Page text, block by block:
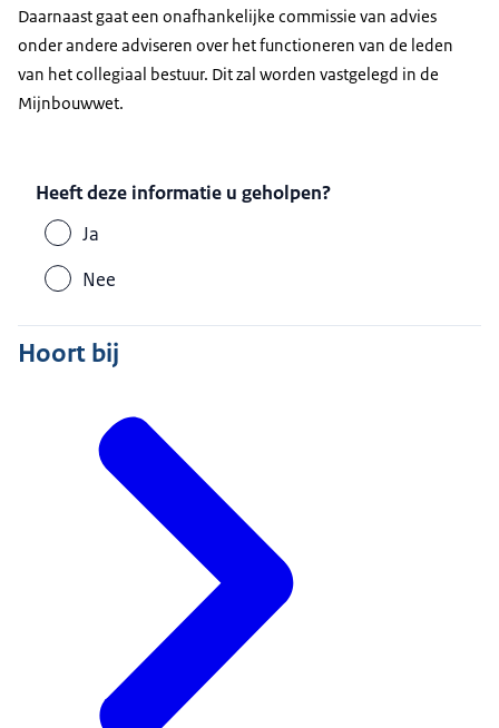
Daarnaast gaat een onafhankelijke commissie van advies
onder andere adviseren over het functioneren van de leden
van het collegiaal bestuur. Dit zal worden vastgelegd in de
Mijnbouwwet.
Heeft deze informatie u geholpen?
Ja
Nee
Hoort bij